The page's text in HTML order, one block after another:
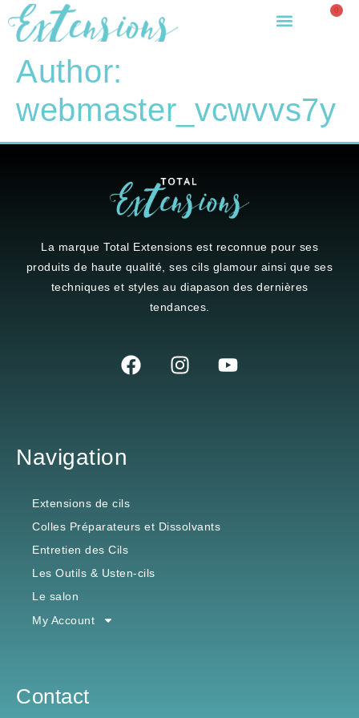
0
Author:
webmaster_vcwvvs7y
La marque Total Extensions est reconnue pour ses
produits de haute qualité, ses cils glamour ainsi que ses
techniques et styles au diapason des dernières
tendances.
Navigation
Extensions de cils
Colles Préparateurs et Dissolvants
Entretien des Cils
Les Outils & Usten-cils
Le salon
My Account
Contact